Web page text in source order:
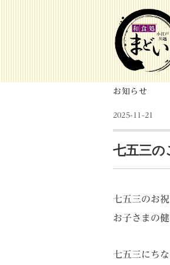
お知らせ
2025-11-21
七五三の
七五三のお
お子さまの
七五三にち